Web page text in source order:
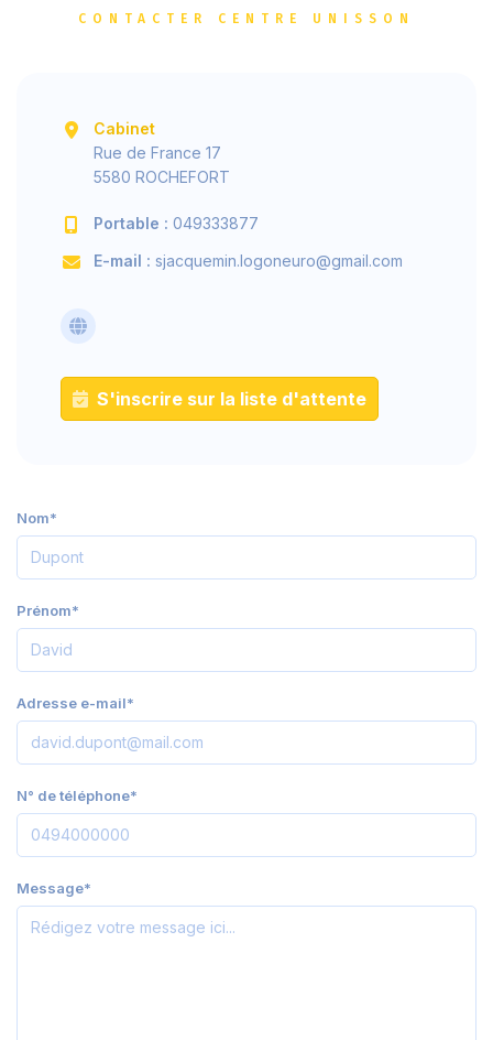
CONTACTER CENTRE UNISSON
Cabinet
Rue de France 17
5580 ROCHEFORT
Portable : 049333877
E-mail : sjacquemin.logoneuro@gmail.com
S'inscrire sur la liste d'attente
Nom*
Prénom*
Adresse e-mail*
N° de téléphone*
Message*